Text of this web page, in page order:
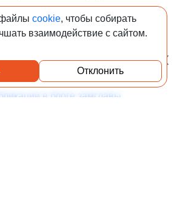
офисов, медучреждений и
каталог проверенных квартир
cookie, чтобы собирать
взаимодействие с сайтом.
Отклонить